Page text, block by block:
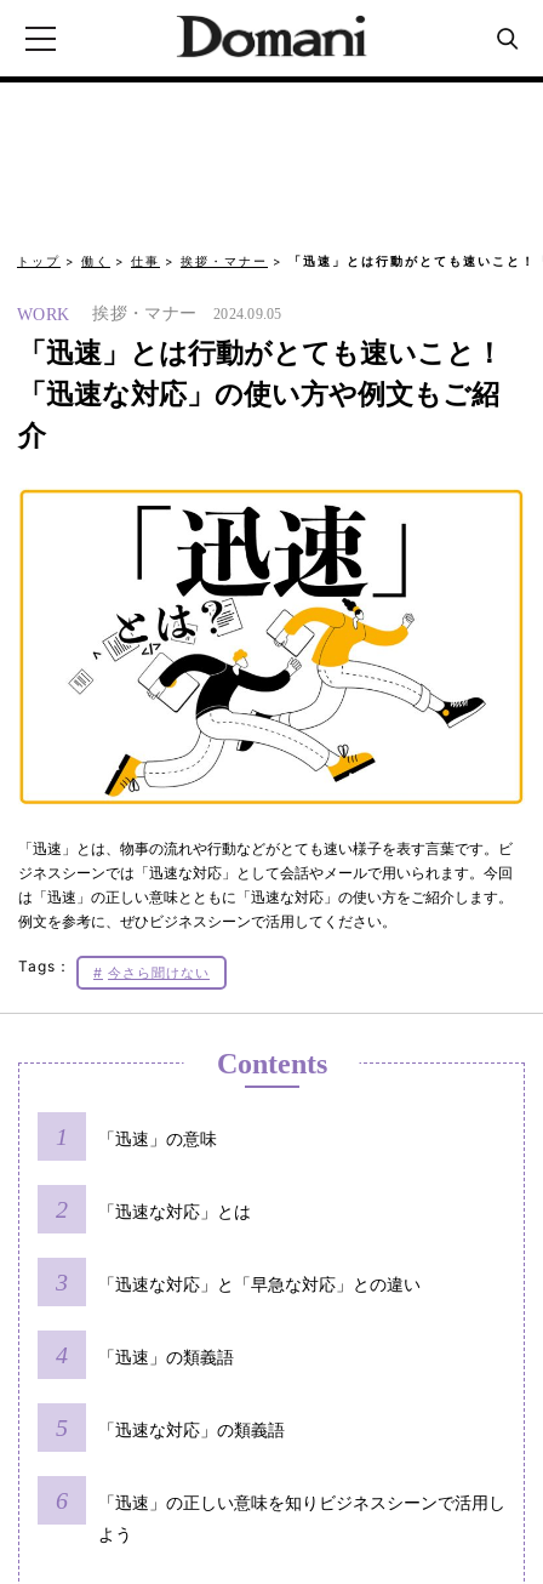
トップ 働く 仕事 挨拶・マナー 「迅速」とは行動がとても速いこと
WORK 挨拶・マナー 2024.09.05
「迅速」とは行動がとても速いこと！
「迅速な対応」の使い方や例文もご紹
介
「迅速」とは、物事の流れや行動などがとても速い様子を表す言葉です。ビ
ジネスシーンでは「迅速な対応」として会話やメールで用いられます。今回
は「迅速」の正しい意味とともに「迅速な対応」の使い方をご紹介します。
例文を参考に、ぜひビジネスシーンで活用してください。
Tags： 今さら聞けない
Contents
「迅速」の意味
「迅速な対応」とは
「迅速な対応」と「早急な対応」との違い
「迅速」の類義語
「迅速な対応」の類義語
「迅速」の正しい意味を知りビジネスシーンで活用し
よう